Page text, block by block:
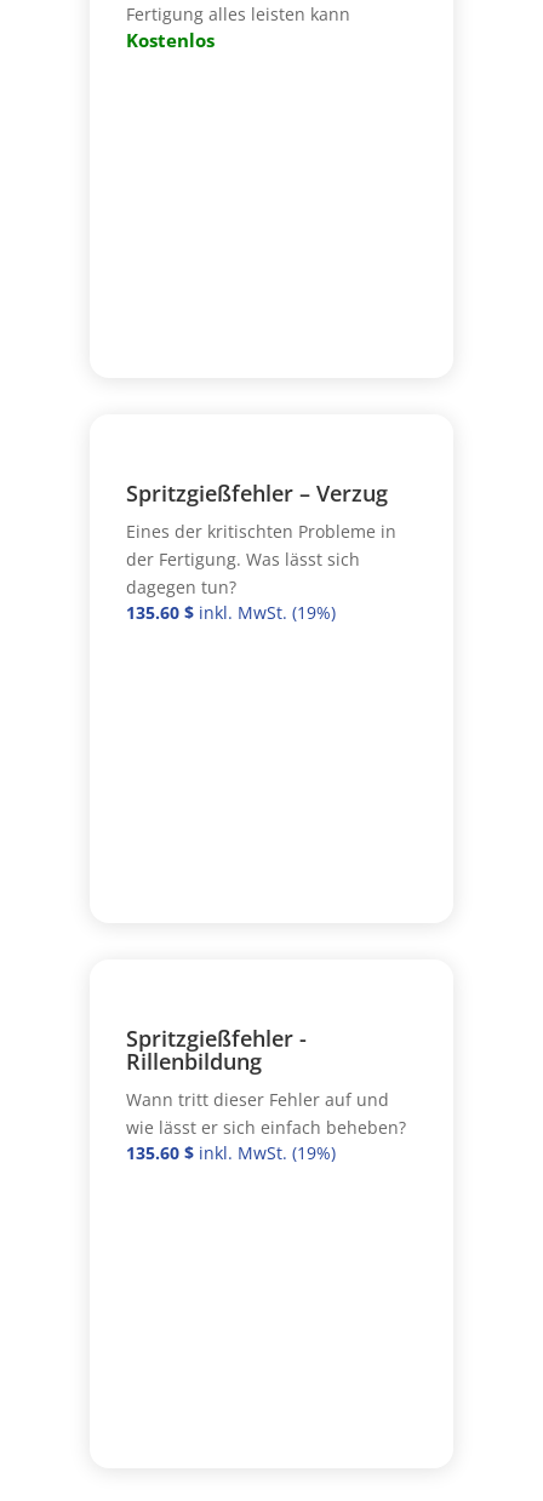
Fertigung alles leisten kann
Kostenlos
Spritzgießfehler – Verzug
Eines der kritischten Probleme in
der Fertigung. Was lässt sich
dagegen tun?
135.60 $
Spritzgießfehler -
Rillenbildung
Wann tritt dieser Fehler auf und
wie lässt er sich einfach beheben?
135.60 $